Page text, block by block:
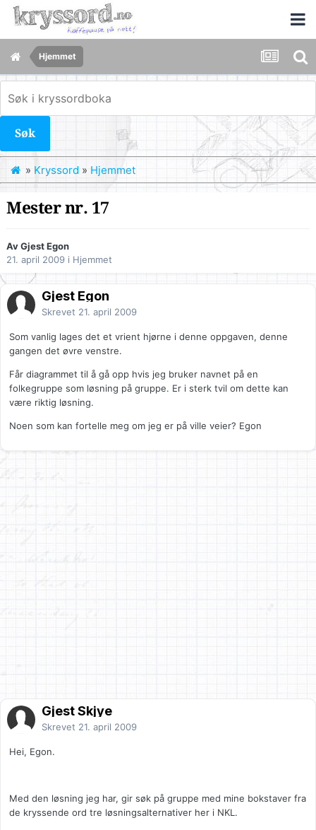
Hjemmet
Søk
» Kryssord » Hjemmet
Mester nr. 17
Av Gjest Egon
21. april 2009 i Hjemmet
Gjest Egon
Skrevet 21. april 2009
Som vanlig lages det et vrient hjørne i denne oppgaven, denne
gangen det øvre venstre.
Får diagrammet til å gå opp hvis jeg bruker navnet på en
folkegruppe som løsning på gruppe. Er i sterk tvil om dette kan
være riktig løsning.
Noen som kan fortelle meg om jeg er på ville veier? Egon
Gjest Skjye
Skrevet 21. april 2009
Hei, Egon.
Med den løsning jeg har, gir søk på gruppe med mine bokstaver fra
de kryssende ord tre løsningsalternativer her i NKL.